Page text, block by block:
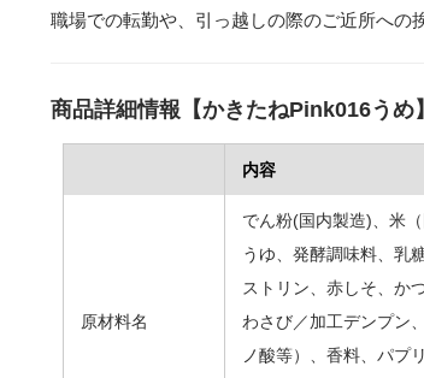
職場での転勤や、引っ越しの際のご近所への
商品詳細情報【かきたねPink016うめ】
内容
原材料名
でん粉(国内製造)、米
うゆ、発酵調味料、乳
ストリン、赤しそ、か
わさび／加工デンプン
ノ酸等）、香料、パプ